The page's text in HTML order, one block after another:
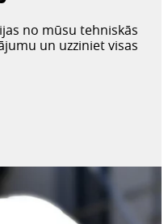
no mūsu tehniskās
un uzziniet visas